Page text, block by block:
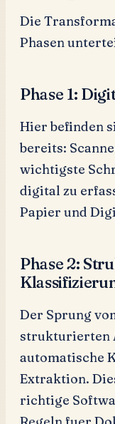
Die
Phasen
Phase 1:
Hier befinden
bereits:
wichtigste
digital zu
Papier und
Phase 2:
Der Sprung
strukturierten
automatische
Extraktion.
richtige